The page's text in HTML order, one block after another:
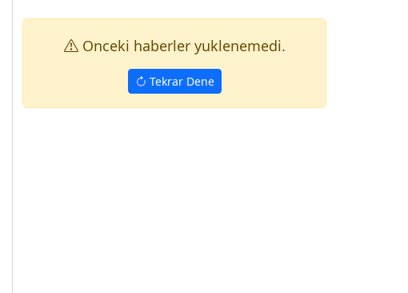
Onceki haberler yuklenemedi.
Tekrar Dene